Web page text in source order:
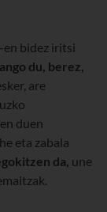
en bidez iritsi
du, berez,
are
duen
eta zabala
da, une